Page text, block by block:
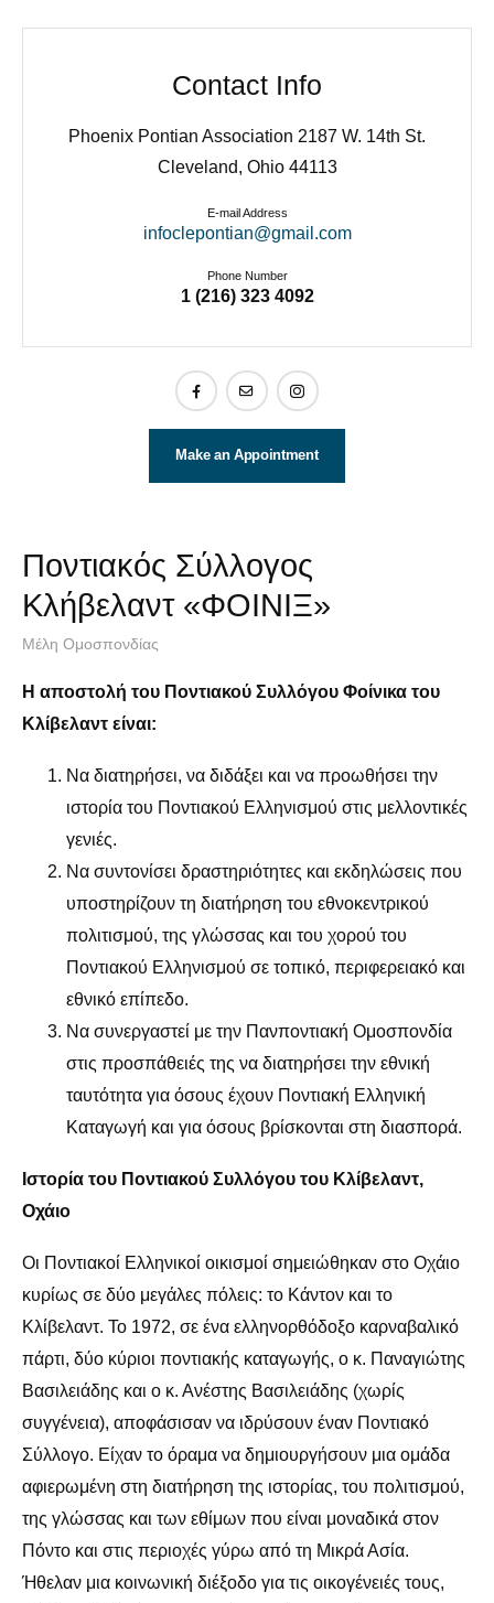
Contact Info
Phoenix Pontian Association 2187 W. 14th St.
Cleveland, Ohio 44113
E-mail Address
infoclepontian@gmail.com
Phone Number
1 (216) 323 4092
Make an Appointment
Ποντιακός Σύλλογος
Κλήβελαντ «ΦΟΙΝΙΞ»
Μέλη Ομοσπονδίας
Η αποστολή του Ποντιακού Συλλόγου Φοίνικα του
Κλίβελαντ είναι:
Να διατηρήσει, να διδάξει και να προωθήσει την
ιστορία του Ποντιακού Ελληνισμού στις μελλοντικές
γενιές.
Να συντονίσει δραστηριότητες και εκδηλώσεις που
υποστηρίζουν τη διατήρηση του εθνοκεντρικού
πολιτισμού, της γλώσσας και του χορού του
Ποντιακού Ελληνισμού σε τοπικό, περιφερειακό και
εθνικό επίπεδο.
Να συνεργαστεί με την Πανποντιακή Ομοσπονδία
στις προσπάθειές της να διατηρήσει την εθνική
ταυτότητα για όσους έχουν Ποντιακή Ελληνική
Καταγωγή και για όσους βρίσκονται στη διασπορά.
Ιστορία του Ποντιακού Συλλόγου του Κλίβελαντ,
Οχάιο
Οι Ποντιακοί Ελληνικοί οικισμοί σημειώθηκαν στο Οχάιο
κυρίως σε δύο μεγάλες πόλεις: το Κάντον και το
Κλίβελαντ. Το 1972, σε ένα ελληνορθόδοξο καρναβαλικό
πάρτι, δύο κύριοι ποντιακής καταγωγής, ο κ. Παναγιώτης
Βασιλειάδης και ο κ. Ανέστης Βασιλειάδης (χωρίς
συγγένεια), αποφάσισαν να ιδρύσουν έναν Ποντιακό
Σύλλογο. Είχαν το όραμα να δημιουργήσουν μια ομάδα
αφιερωμένη στη διατήρηση της ιστορίας, του πολιτισμού,
της γλώσσας και των εθίμων που είναι μοναδικά στον
Πόντο και στις περιοχές γύρω από τη Μικρά Ασία.
Ήθελαν μια κοινωνική διέξοδο για τις οικογένειές τους,